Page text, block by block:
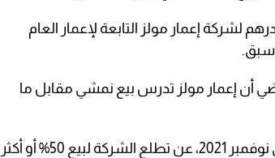
نمشي إيرادات بقيمة 1.5 مليار درهم لشركة إعمار مولز التابعة لإعمار العام
أن إعمار مولز تدرس بيع نمشي مقابل ما
وكشف مؤسس شركة إعمار، محمد العبار في نوفمبر 2021، عن تطلع الشركة لبيع 50% أو أكثر